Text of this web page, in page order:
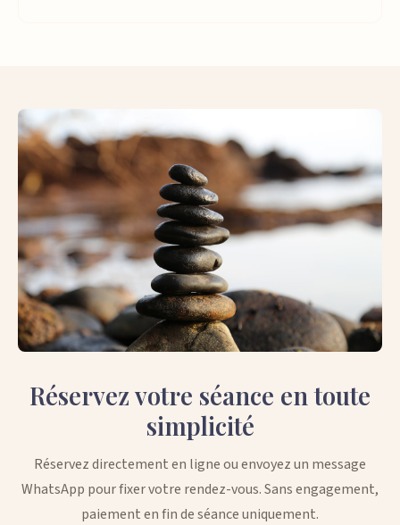
Réservez votre séance en toute
simplicité
Réservez directement en ligne ou envoyez un message
WhatsApp pour fixer votre rendez-vous. Sans engagement,
paiement en fin de séance uniquement.